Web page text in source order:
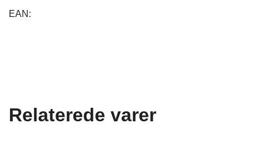
EAN:
Relaterede varer